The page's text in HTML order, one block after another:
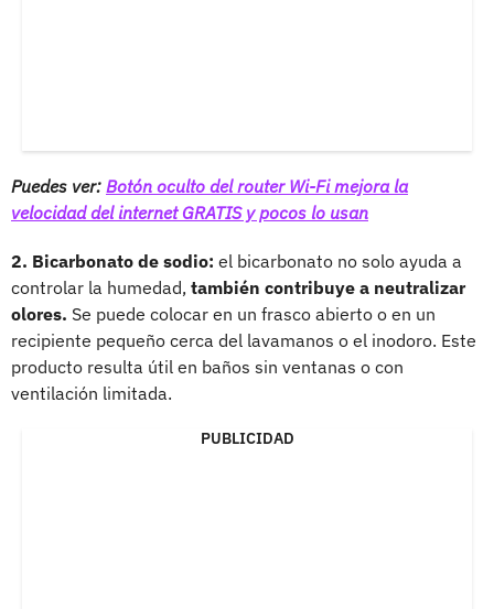
Puedes ver: Botón oculto del router Wi-Fi mejora la
velocidad del internet GRATIS y pocos lo usan
2. Bicarbonato de sodio: el bicarbonato no solo ayuda a
controlar la humedad, también contribuye a neutralizar
olores. Se puede colocar en un frasco abierto o en un
recipiente pequeño cerca del lavamanos o el inodoro. Este
producto resulta útil en baños sin ventanas o con
ventilación limitada.
PUBLICIDAD